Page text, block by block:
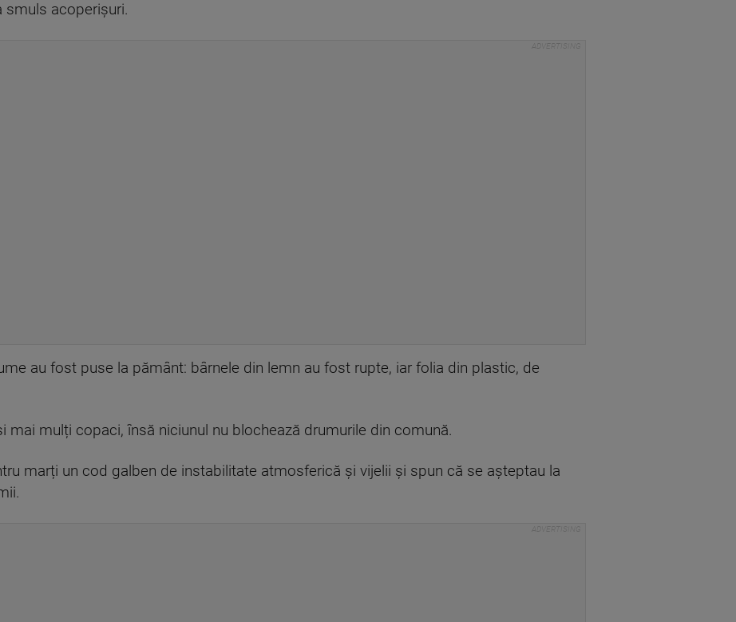
smuls acoperișuri.
au fost puse la pământ: bârnele din lemn au fost rupte, iar folia din plastic, de
mai mulți copaci, însă niciunul nu blochează drumurile din comună.
marți un cod galben de instabilitate atmosferică și vijelii și spun că se așteptau la